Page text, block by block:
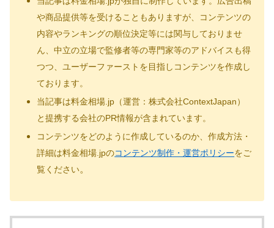
や商品提供等を受けることもありますが、コンテンツの
内容やランキングの順位決定等には関与しておりませ
ん、中立の立場で監修者等の専門家等のアドバイスも得
つつ、ユーザーファーストを目指しコンテンツを作成し
ております。
当記事は料金相場.jp（運営：株式会社ContextJapan）
と提携する会社のPR情報が含まれています。
コンテンツをどのように作成しているのか、作成方法・
詳細は料金相場.jpのコンテンツ制作・運営ポリシーをご
覧ください。